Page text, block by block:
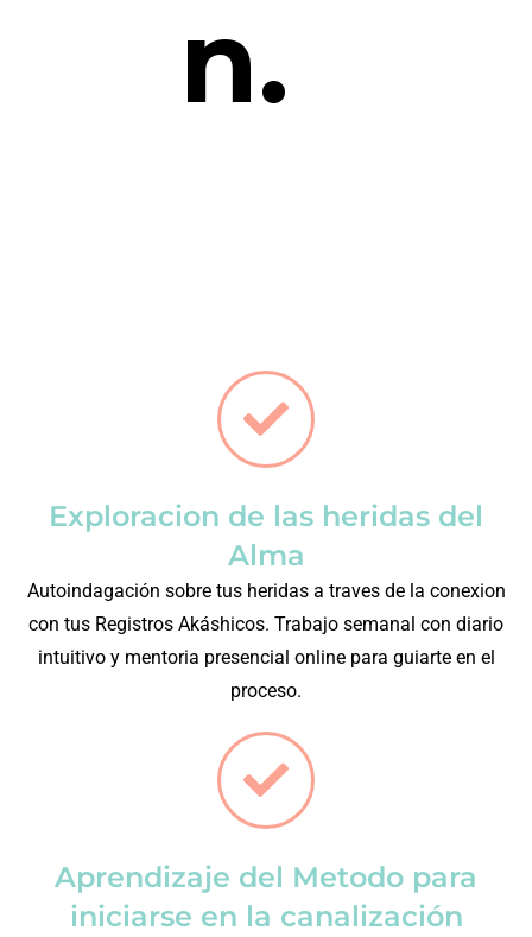
n.
Exploracion de las heridas del
Alma
Autoindagación sobre tus heridas a traves de la conexion
con tus Registros Akáshicos. Trabajo semanal con diario
intuitivo y mentoria presencial online para guiarte en el
proceso.
Aprendizaje del Metodo para
iniciarse en la canalización